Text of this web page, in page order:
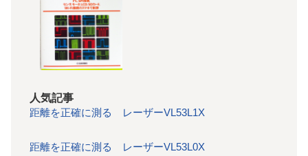
人気記事
距離を正確に測る レーザーVL53L1X
距離を正確に測る レーザーVL53L0X